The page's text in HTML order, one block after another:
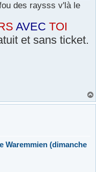
des raysss v'là le
AVEC TOI
et sans ticket.
Waremmien (dimanche